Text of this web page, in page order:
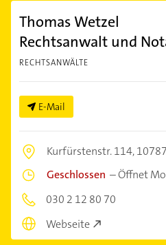
Thomas Wetzel
Rechtsanwalt und
RECHTSANWÄLTE
E-Mail
Kurfürstenstr. 114,
Geschlossen –Öffnet
030 2 12 80 70
Webseite